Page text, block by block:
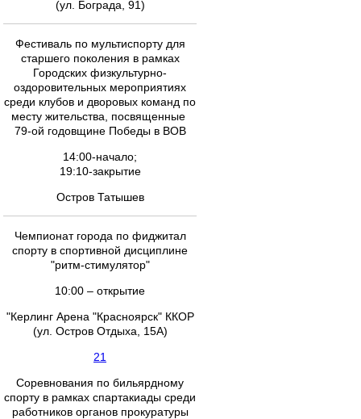
(ул. Бограда, 91)
Фестиваль по мультиспорту для
старшего поколения в рамках
Городских физкультурно-
оздоровительных мероприятиях
среди клубов и дворовых команд по
месту жительства, посвященные
79-ой годовщине Победы в ВОВ
14:00-начало;
19:10-закрытие
Остров Татышев
Чемпионат города по фиджитал
спорту в спортивной дисциплине
"ритм-стимулятор"
10:00 – открытие
"Керлинг Арена "Красноярск" ККОР
(ул. Остров Отдыха, 15А)
21
Соревнования по бильярдному
спорту в рамках спартакиады среди
работников органов прокуратуры